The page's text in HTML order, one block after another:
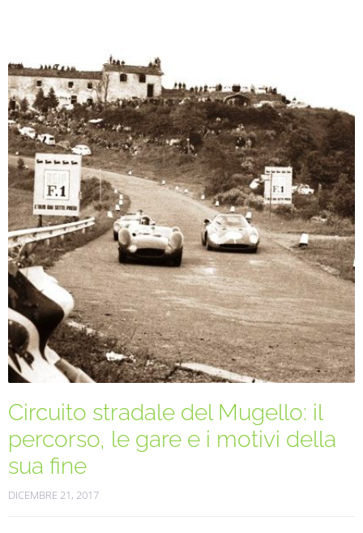
Circuito stradale del Mugello: il
percorso, le gare e i motivi della
sua fine
DICEMBRE 21, 2017